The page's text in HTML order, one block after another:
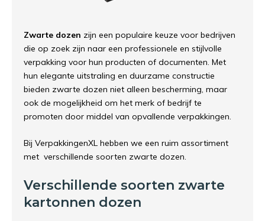
Zwarte dozen zijn een populaire keuze voor bedrijven
die op zoek zijn naar een professionele en stijlvolle
verpakking voor hun producten of documenten. Met
hun elegante uitstraling en duurzame constructie
bieden zwarte dozen niet alleen bescherming, maar
ook de mogelijkheid om het merk of bedrijf te
promoten door middel van opvallende verpakkingen.
Bij VerpakkingenXL hebben we een ruim assortiment
met verschillende soorten zwarte dozen.
Verschillende soorten zwarte
kartonnen dozen